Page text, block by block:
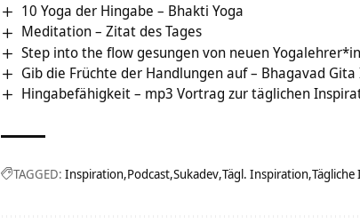
10 Yoga der Hingabe – Bhakti Yoga
Meditation – Zitat des Tages
Step into the flow gesungen von neuen
Gib die Früchte der Handlungen auf – Bhagavad Gita
Hingabefähigkeit – mp3 Vortrag zur täglichen
TAGGED: Inspiration Podcast Sukadev Tägl. Inspiration